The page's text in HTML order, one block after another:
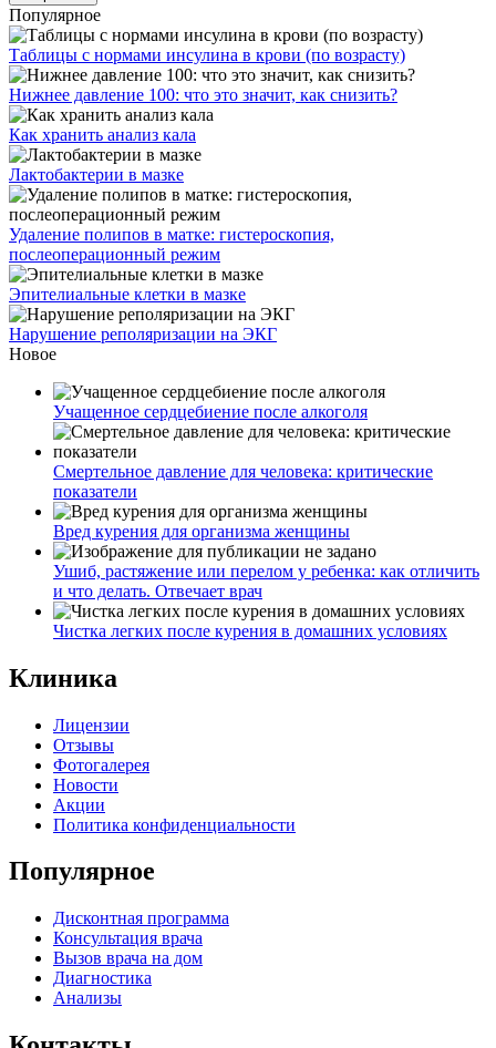
Популярное
Таблицы с нормами инсулина в крови (по возрасту)
Нижнее давление 100: что это значит, как снизить?
Как хранить анализ кала
Лактобактерии в мазке
Удаление полипов в матке: гистероскопия,
послеоперационный режим
Эпителиальные клетки в мазке
Нарушение реполяризации на ЭКГ
Новое
Учащенное сердцебиение после алкоголя
Смертельное давление для человека: критические
показатели
Вред курения для организма женщины
Ушиб, растяжение или перелом у ребенка: как отличить
и что делать. Отвечает врач
Чистка легких после курения в домашних условиях
Клиника
Лицензии
Отзывы
Фотогалерея
Новости
Акции
Политика конфиденциальности
Популярное
Дисконтная программа
Консультация врача
Вызов врача на дом
Диагностика
Анализы